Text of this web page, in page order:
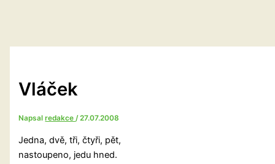
Vláček
Napsalredakce/27.07.2008
Jedna, dvě, tři, čtyři, pět,
nastoupeno, jedu hned.